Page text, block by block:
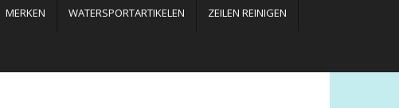
MERKEN WATERSPORTARTIKELEN ZEILEN REINIGEN